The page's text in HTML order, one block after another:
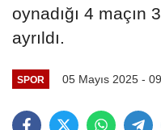
oynadığı 4 maçın
ayrıldı.
SPOR 05 Mayıs 2025 -